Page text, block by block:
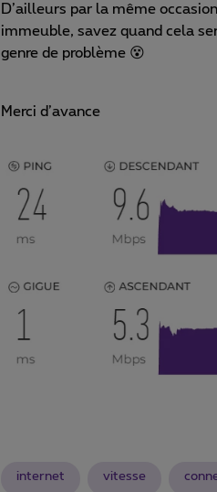
D’ailleurs par la même
immeuble, savez quand cela
genre de problème 😵
Merci d’avance
internet vitesse